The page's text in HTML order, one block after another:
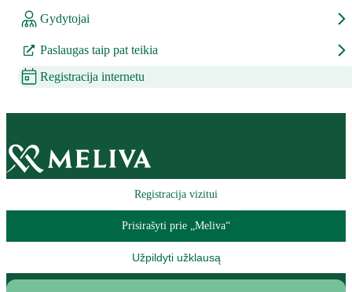
Gydytojai
Paslaugas taip pat teikia
Registracija internetu
Registracija vizitui
Prisirašyti prie „Meliva“
Užpildyti užklausą